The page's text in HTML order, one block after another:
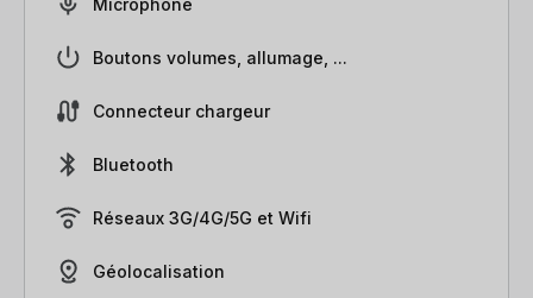
Boutons volumes, allumage, ...
Connecteur chargeur
Bluetooth
Réseaux 3G/4G/5G et Wifi
Géolocalisation